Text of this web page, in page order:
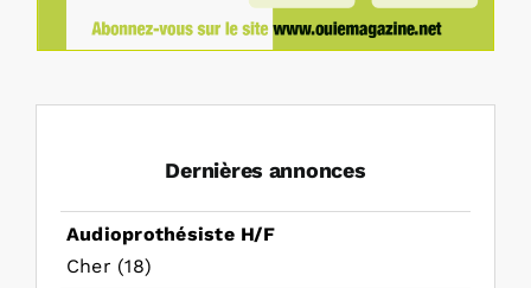
Dernières annonces
Audioprothésiste H/F
Cher (18)